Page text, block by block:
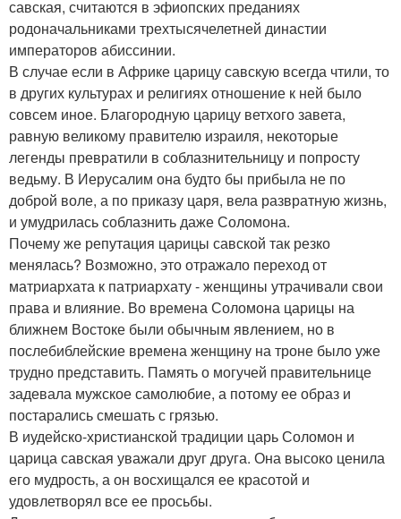
савская, считаются в эфиопских преданиях
родоначальниками трехтысячелетней династии
императоров абиссинии.
В случае если в Африке царицу савскую всегда чтили, то
в других культурах и религиях отношение к ней было
совсем иное. Благородную царицу ветхого завета,
равную великому правителю израиля, некоторые
легенды превратили в соблазнительницу и попросту
ведьму. В Иерусалим она будто бы прибыла не по
доброй воле, а по приказу царя, вела развратную жизнь,
и умудрилась соблазнить даже Соломона.
Почему же репутация царицы савской так резко
менялась? Возможно, это отражало переход от
матриархата к патриархату - женщины утрачивали свои
права и влияние. Во времена Соломона царицы на
ближнем Востоке были обычным явлением, но в
послебиблейские времена женщину на троне было уже
трудно представить. Память о могучей правительнице
задевала мужское самолюбие, а потому ее образ и
постарались смешать с грязью.
В иудейско-христианской традиции царь Соломон и
царица савская уважали друг друга. Она высоко ценила
его мудрость, а он восхищался ее красотой и
удовлетворял все ее просьбы.